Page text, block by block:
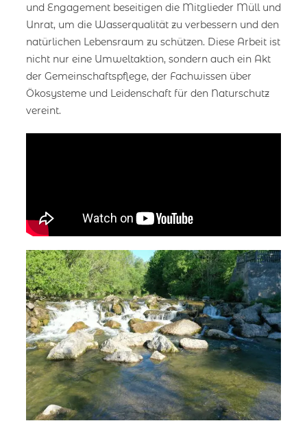
und Engagement beseitigen die Mitglieder Müll und
Unrat, um die Wasserqualität zu verbessern und den
natürlichen Lebensraum zu schützen. Diese Arbeit ist
nicht nur eine Umweltaktion, sondern auch ein Akt
der Gemeinschaftspflege, der Fachwissen über
Ökosysteme und Leidenschaft für den Naturschutz
vereint.